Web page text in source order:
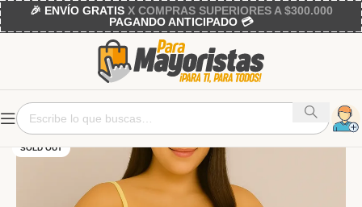
🎉 ENVÍO GRATISX COMPRAS SUPERIORES A $300.000
PAGANDO ANTICIPADO 💳
SOLD OUT